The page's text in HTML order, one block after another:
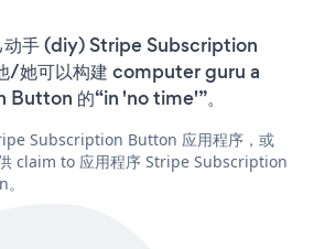
动手 (diy) Stripe Subscription
/她可以构建 computer guru a
的“in 'no time'”。
Subscription Button 应用程序，或
claim to 应用程序 Stripe Subscription